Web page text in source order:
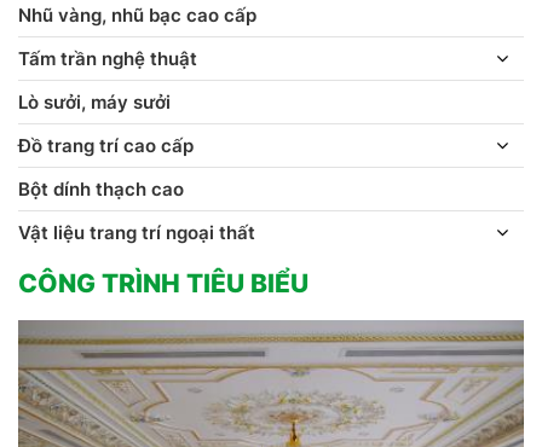
Nhũ vàng, nhũ bạc cao cấp
Tấm trần nghệ thuật
Lò sưởi, máy sưởi
Đồ trang trí cao cấp
Bột dính thạch cao
Vật liệu trang trí ngoại thất
CÔNG TRÌNH TIÊU BIỂU